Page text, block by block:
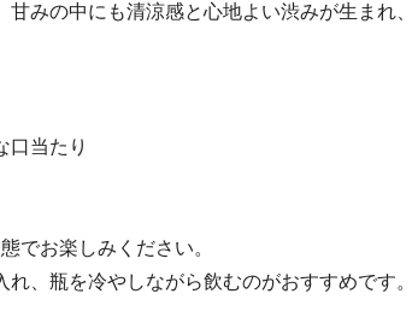
甘みの中にも清涼感と心地よい渋みが生まれ
口当たり
でお楽しみください。
れ、瓶を冷やしながら飲むのがおすすめです。